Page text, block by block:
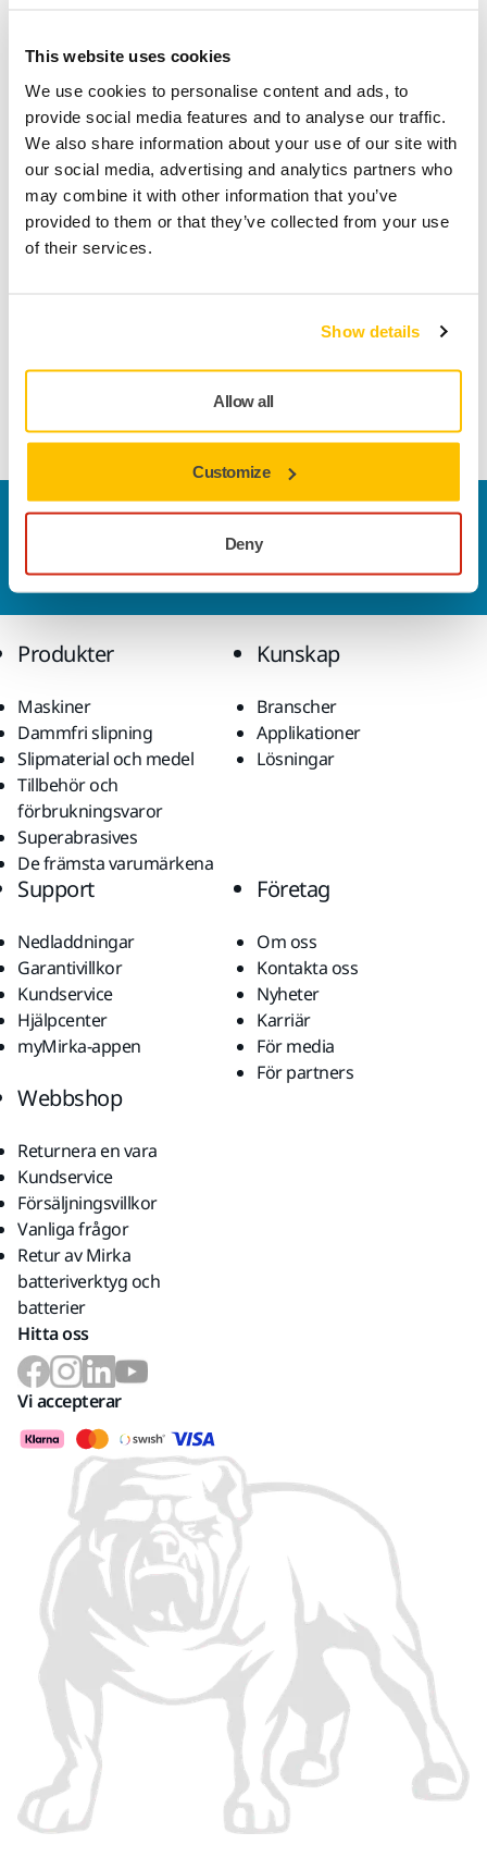
This website uses cookies
We use cookies to personalise content and ads, to
provide social media features and to analyse our traffic.
We also share information about your use of our site with
our social media, advertising and analytics partners who
may combine it with other information that you’ve
provided to them or that they’ve collected from your use
of their services.
Show details
Allow all
Customize
Deny
Säker betalning med kort
Spåra paket
Produktinformation
LEROS väggslipmaskin. Frigör dina händer till att bära andra
Kontakta oss
Kontakta oss
kundservice gärna dina frågor.
Produkter
Maskiner
Dammfri slipning
Slipmaterial och medel
Tillbehör och
förbrukningsvaror
Superabrasives
De främsta varumärkena
Kunskap
Branscher
Applikationer
Lösningar
Support
Nedladdningar
Garantivillkor
Kundservice
Hjälpcenter
myMirka-appen
Företag
Om oss
Kontakta oss
Nyheter
Karriär
För media
För partners
Webbshop
Returnera en vara
Kundservice
Försäljningsvillkor
Vanliga frågor
Retur av Mirka
batteriverktyg och
batterier
Hitta oss
Vi accepterar